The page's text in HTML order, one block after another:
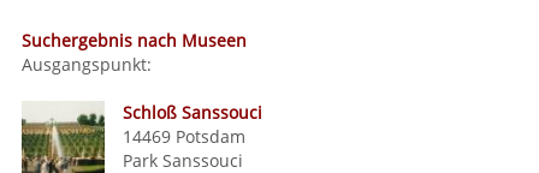
Suchergebnis nach Museen
Ausgangspunkt:
Schloß Sanssouci
14469 Potsdam
Park Sanssouci